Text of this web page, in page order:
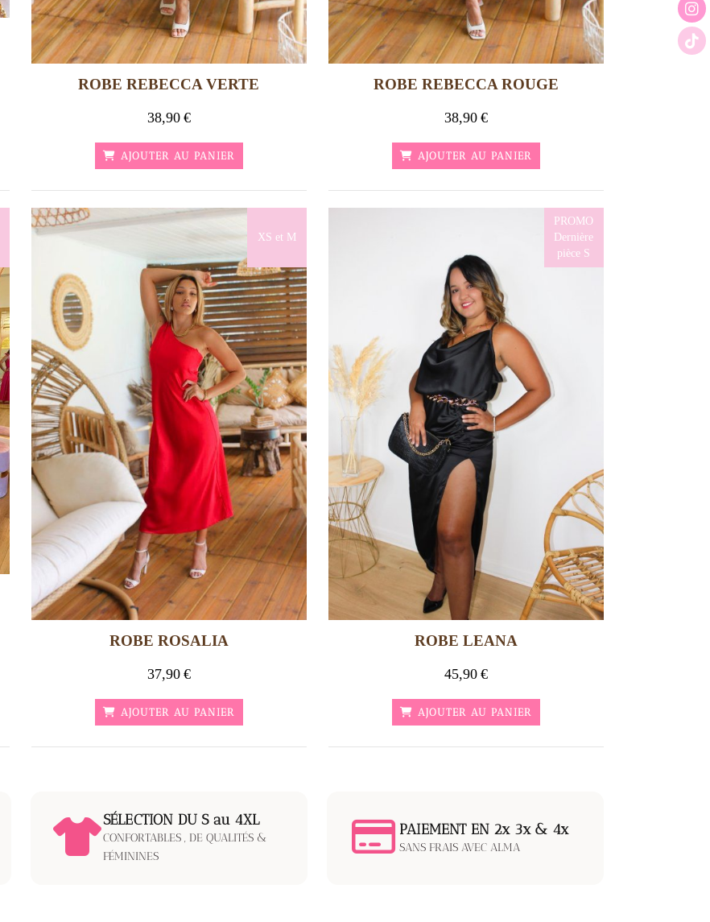
ROBE REBECCA VERTE
38,90€
AJOUTER AU PANIER
ROBE REBECCA ROUGE
38,90€
AJOUTER AU PANIER
XS et M
ROBE ROSALIA
37,90€
AJOUTER AU PANIER
PROMO
Dernière
pièce S
ROBE LEANA
45,90€
AJOUTER AU PANIER
SÉLECTION DU S au 4XL
CONFORTABLES , DE QUALITÉS &
FÉMININES
PAIEMENT EN 2x 3x & 4x
SANS FRAIS AVEC ALMA